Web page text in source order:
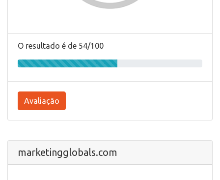
O resultado é de 54/100
Avaliação
marketingglobals.com